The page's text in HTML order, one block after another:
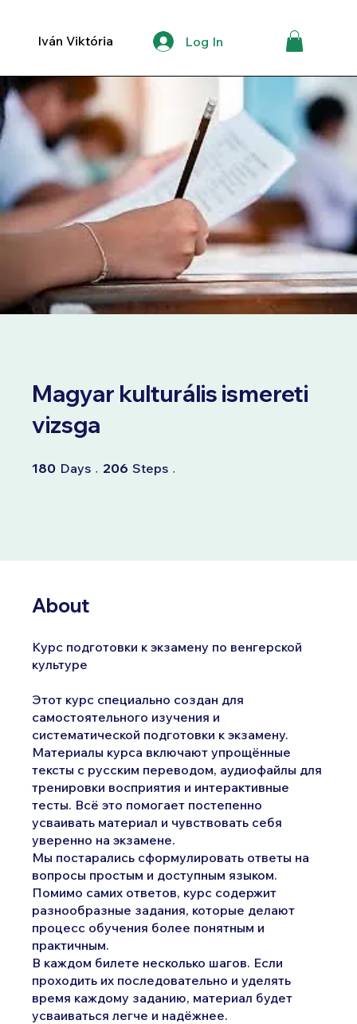
Log In
Iván Viktória
Magyar kulturális ismereti
vizsga
180 Days 180 Days
206 Steps
About
Курс подготовки к экзамену по венгерской
культуре
Этот курс специально создан для
самостоятельного изучения и
систематической подготовки к экзамену.
Материалы курса включают упрощённые
тексты с русским переводом, аудиофайлы для
тренировки восприятия и интерактивные
тесты. Всё это помогает постепенно
усваивать материал и чувствовать себя
уверенно на экзамене.
Мы постарались сформулировать ответы на
вопросы простым и доступным языком.
Помимо самих ответов, курс содержит
разнообразные задания, которые делают
процесс обучения более понятным и
практичным.
В каждом билете несколько шагов. Если
проходить их последовательно и уделять
время каждому заданию, материал будет
усваиваться легче и надёжнее.